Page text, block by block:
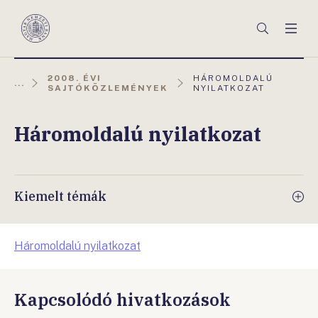
Magyar
Keresés
...
2008. ÉVI
SAJTÓKÖZLEMÉNYEK
AKTUÁLIS
OLDAL:
HÁROMOLDALÚ
NYILATKOZAT
Háromoldalú nyilatkozat
Kiemelt témák
Háromoldalú nyilatkozat
Kapcsolódó hivatkozások